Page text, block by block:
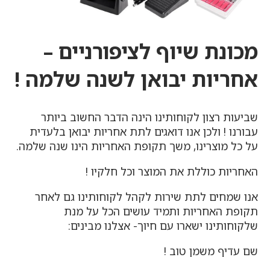
מכונת שיוף לציפורניים –
אחריות יבואן לשנה שלמה !
שביעות רצון לקוחותינו הינה הדבר החשוב ביותר
עבורנו ! ולכן אנו דואגים לתת אחריות יבואן בלעדית
על כל מוצרינו, משך תקופת האחריות הינו שנה שלמה.
האחריות כוללת את המוצר וכל חלקיו !
אנו שמחים לתת שירות לקהל לקוחותינו גם לאחר
תקופת האחריות ותמיד עושים הכל על מנת
שלקוחותינו ישארו עם חיוך- אצלנו מבינים:
שם עדיף משמן טוב !